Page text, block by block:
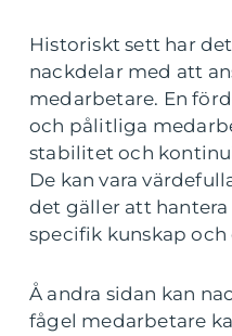
Historiskt sett har
nackdelar med att
medarbetare. En
och pålitliga
stabilitet och
De kan vara
det gäller att
specifik kunskap och
Å andra sidan kan
fågel medarbetare